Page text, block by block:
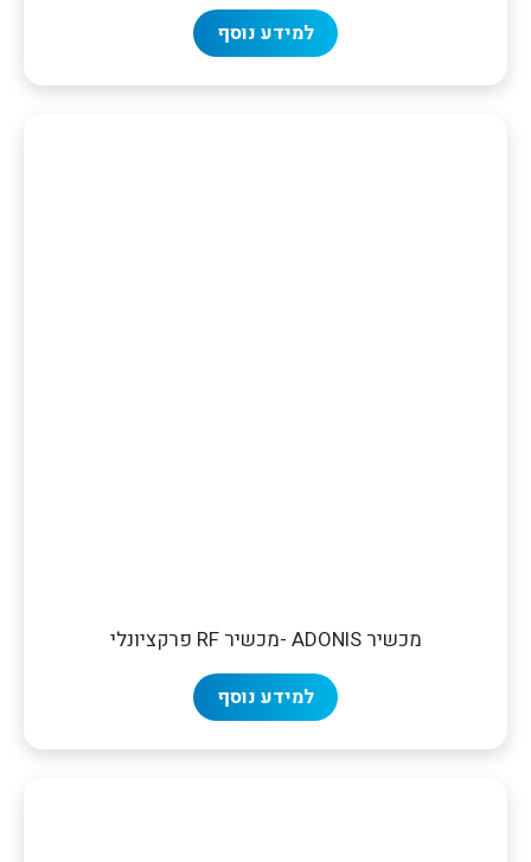
למידע נוסף
מכשיר ADONIS -מכשיר RF פרקציונלי
למידע נוסף